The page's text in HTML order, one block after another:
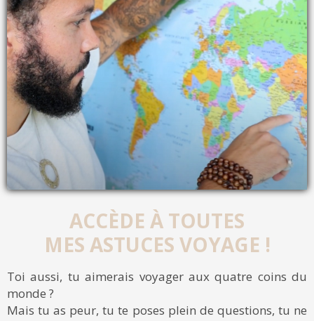
ACCÈDE À TOUTES
MES ASTUCES VOYAGE !
Toi aussi, tu aimerais voyager aux quatre coins du
monde ?
Mais tu as peur, tu te poses plein de questions, tu ne